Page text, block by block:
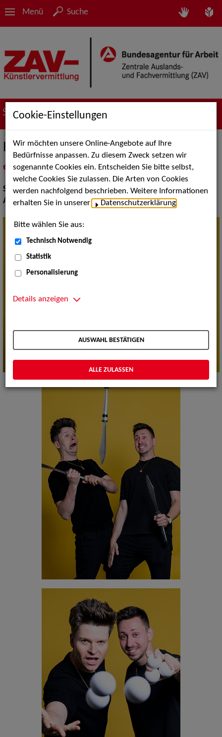
Menü Suche
Suche nach Künstler*innen
Benno & Max
als PDF speichern
inMeine Merklistelegen
Show:Artistik, Moderation, Show Acts
Artistik:Jonglage, Trends, Varieté
Cookie-Einstellungen
Wir möchten unsere Online-Angebote auf Ihre
Bedürfnisse anpassen. Zu diesem Zweck setzen wir
sogenannte Cookies ein. Entscheiden Sie bitte selbst,
welche Cookies Sie zulassen. Die Arten von Cookies
werden nachfolgend beschrieben. Weitere Informationen
erhalten Sie in unserer
Datenschutzerklärung
Bitte wählen Sie aus:
Technisch Notwendig
Statistik
Personalisierung
Details anzeigen
AUSWAHL BESTÄTIGEN
ALLE ZULASSEN